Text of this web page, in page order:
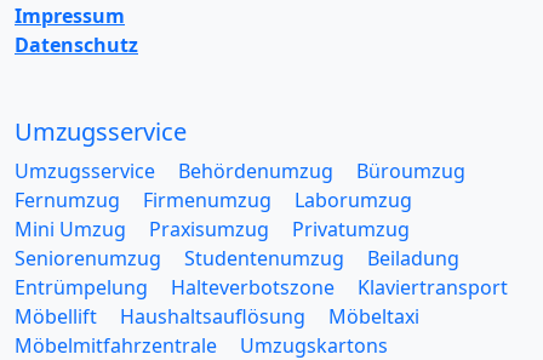
Impressum
Datenschutz
Umzugsservice
Umzugsservice Behördenumzug
Büroumzug
Fernumzug
Firmenumzug
Laborumzug
Mini Umzug
Praxisumzug
Privatumzug
Seniorenumzug
Studentenumzug
Beiladung
Entrümpelung
Halteverbotszone
Klaviertransport
Möbellift
Haushaltsauflösung
Möbeltaxi
Möbelmitfahrzentrale
Umzugskartons